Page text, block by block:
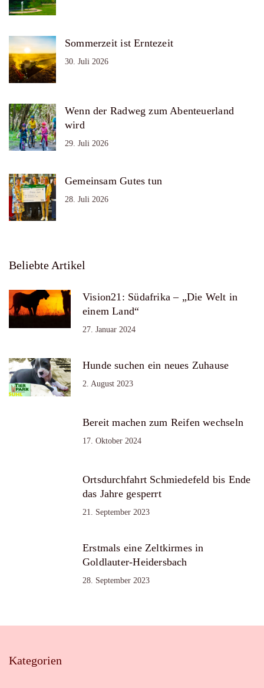
Sommerzeit ist Erntezeit
30. Juli 2026
Wenn der Radweg zum Abenteuerland
wird
29. Juli 2026
Gemeinsam Gutes tun
28. Juli 2026
Beliebte Artikel
Vision21: Südafrika – „Die Welt in
einem Land“
27. Januar 2024
Hunde suchen ein neues Zuhause
2. August 2023
Bereit machen zum Reifen wechseln
17. Oktober 2024
Ortsdurchfahrt Schmiedefeld bis Ende
das Jahre gesperrt
21. September 2023
Erstmals eine Zeltkirmes in
Goldlauter-Heidersbach
28. September 2023
Kategorien